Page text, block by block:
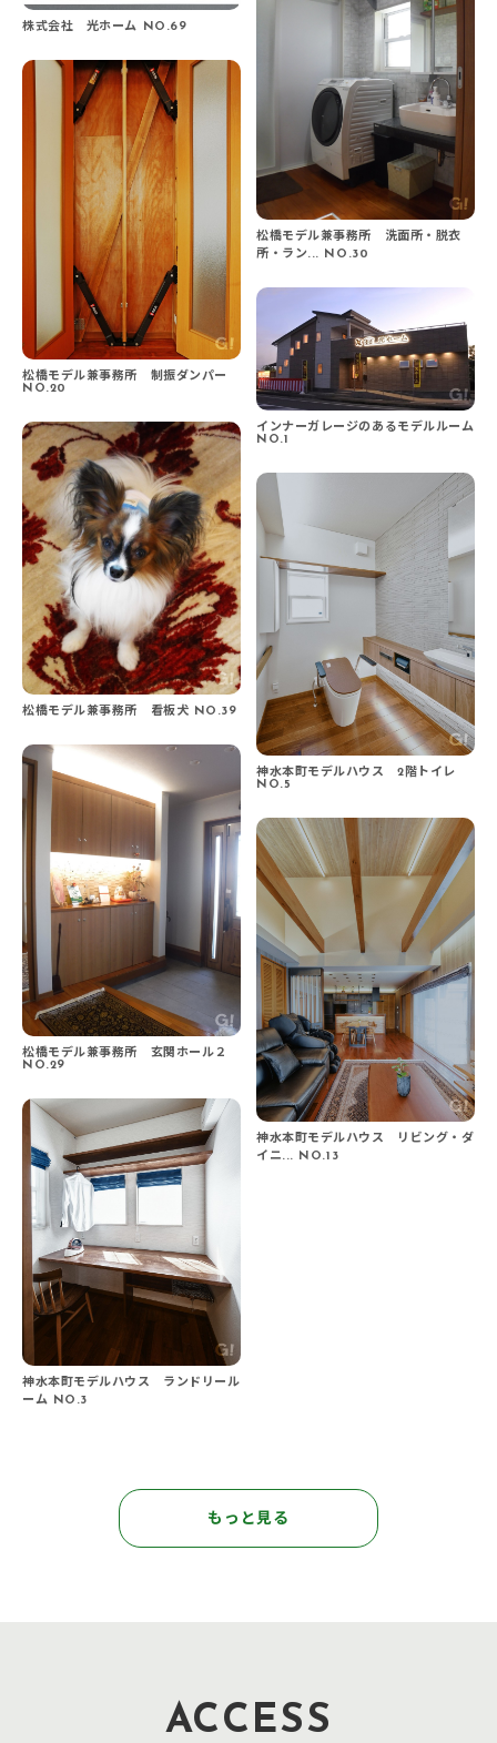
株式会社 光ホーム NO.69
松橋モデル兼事務所 制振ダンパー
NO.20
松橋モデル兼事務所 看板犬 NO.39
松橋モデル兼事務所 玄関ホール２
NO.29
神水本町モデルハウス ランドリール
ーム NO.3
松橋モデル兼事務所 洗面所・脱衣
所・ラン... NO.30
インナーガレージのあるモデルルーム
NO.1
神水本町モデルハウス 2階トイレ
NO.5
神水本町モデルハウス リビング・ダ
イニ... NO.13
もっと見る
ACCESS